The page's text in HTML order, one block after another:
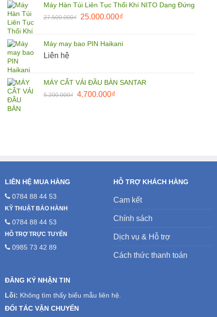
1.650.000₫.là:
1.500.000₫.
Máy Hàn Túi Liên Tục Thổi Khí NITO Dạng Đứng
27.500.000₫
Giá
27.500.000₫.
25.000.000₫Giá
là:
Máy may bao PIN Haikani
Liên hệ
MÁY CẮT VẢI ĐẦU BÀN SANTAR
5.200.000₫ Giá
4.700.000₫Giá
LIÊN HỆ MUA HÀNG
0784 88 44 53
KỸ THUẬT BẢO HÀNH
0784 88 44 53
HỖ TRỢ TRỰC TUYẾN
0985 73 42 89
HỖ TRỢ KHÁCH HÀNG
Cam kết
Chính sách
Dịch vụ & Hỗ trợ
Cách thức thanh toán
ĐĂNG KÝ NHẬN TIN
Lỗi: Không tìm thấy biểu mẫu liên hệ.
ĐỐI TÁC VẬN CHUYỂN